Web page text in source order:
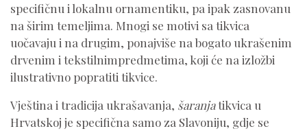
specifičnu i lokalnu ornamentiku, pa ipak zasnovanu
na širim temeljima. Mnogi se motivi sa tikvica
uočavaju i na drugim, ponajviše na bogato ukrašenim
drvenim i tekstilnimpredmetima, koji će na izložbi
ilustrativno popratiti tikvice.
Vještina i tradicija ukrašavanja, šaranjatikvica u
Hrvatskoj je specifična samo za Slavoniju, gdje se